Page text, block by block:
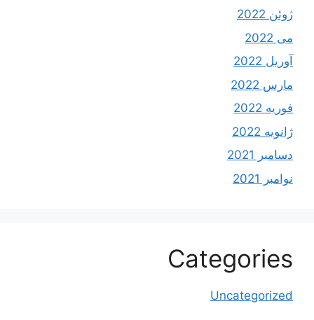
ژوئن 2022
می 2022
آوریل 2022
مارس 2022
فوریه 2022
ژانویه 2022
دسامبر 2021
نوامبر 2021
Categories
Uncategorized